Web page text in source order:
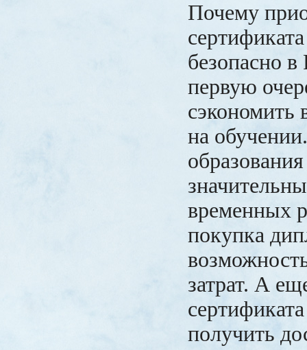
Почему
безопасно
первую
сэкономить
на
временных
покупка
затрат. А
получить